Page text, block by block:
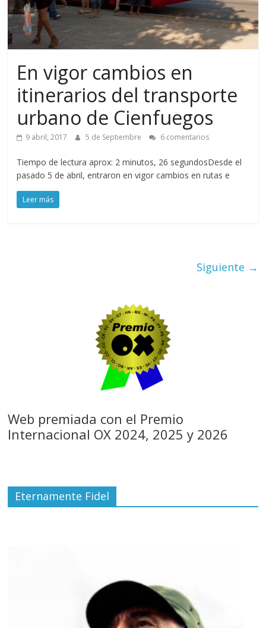
En vigor cambios en
itinerarios del transporte
urbano de Cienfuegos
9 abril, 2017 5 de Septiembre 6 comentarios
Tiempo de lectura aprox: 2 minutos, 26 segundosDesde el
pasado 5 de abril, entraron en vigor cambios en rutas e
Leer más
Siguiente →
Web premiada con el Premio
Internacional OX 2024, 2025 y 2026
Eternamente Fidel